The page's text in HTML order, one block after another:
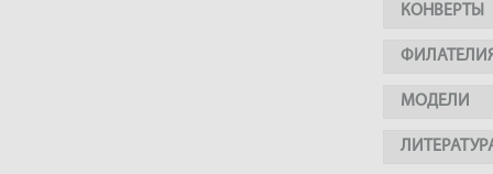
КОНВЕРТЫ
МОДЕЛИ